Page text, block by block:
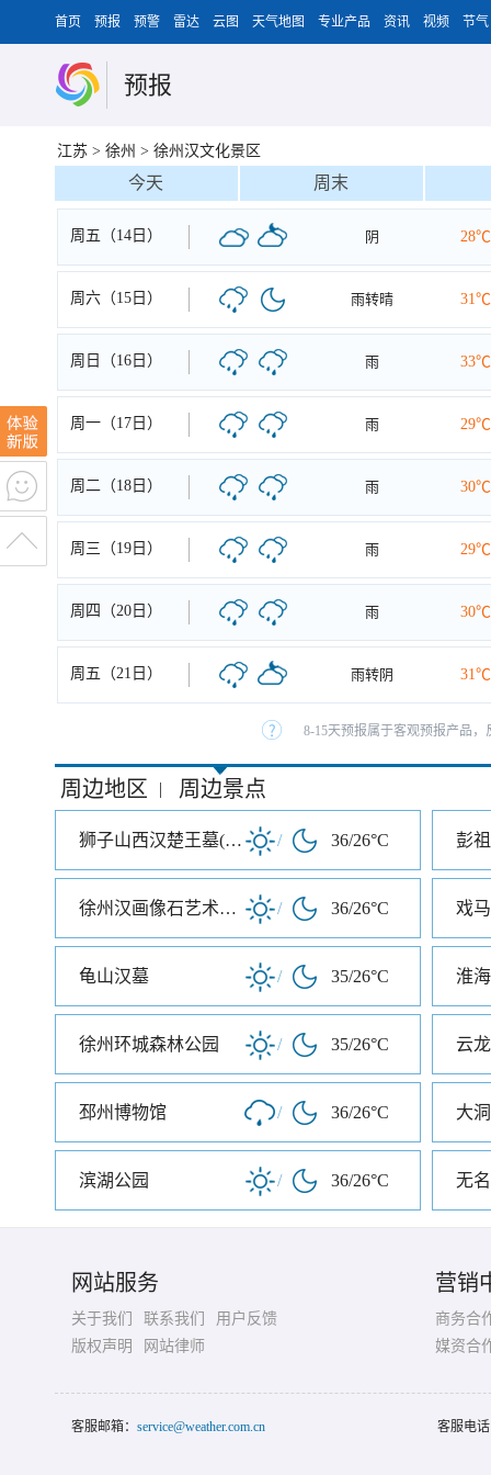
首页 预报 预警 雷达 云图 天气地图 专业产品 资讯 视频 节气
预报
江苏 > 徐州 > 徐州汉文化景区
今天 周末
周五（14日） 阴 28℃
周六（15日） 雨转晴 31℃
周日（16日） 雨 33℃
周一（17日） 雨 29℃
周二（18日） 雨 30℃
周三（19日） 雨 29℃
周四（20日） 雨 30℃
周五（21日） 雨转阴 31℃
8-15天预报属于客观预报产品
周边地区 | 周边景点
狮子山西汉楚王墓(陪葬兵马俑坑 / 36/26°C 彭
徐州汉画像石艺术馆北馆 / 36/26°C 戏
龟山汉墓 / 35/26°C 淮
徐州环城森林公园 / 35/26°C 云
邳州博物馆 / 36/26°C 大
滨湖公园 / 36/26°C 无
网站服务
关于我们 联系我们
用户反馈
版权声明
网站律师
营销
商务合
媒资合
客服邮箱： service@weather.com.cn 客服电